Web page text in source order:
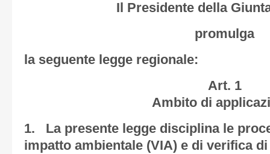
Il Presidente della
promulga
la seguente legge regionale:
Art. 1
Ambito di
1. La presente legge disciplina le
impatto ambientale (VIA) e di verifica